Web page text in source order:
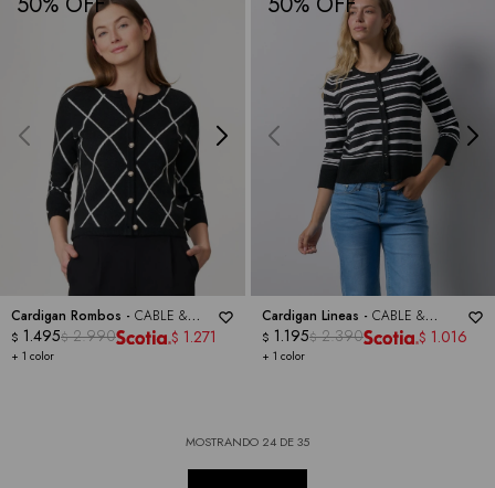
Cardigan Rombos - CABLE &
GAUGE
+ 1 color
$ 1.495$ 2.990 $ 1.271
Cardigan Lineas - CABLE &
GAUGE
+ 1 color
$ 1.195$ 2.390 $ 1.016
MOSTRANDO 24 DE35